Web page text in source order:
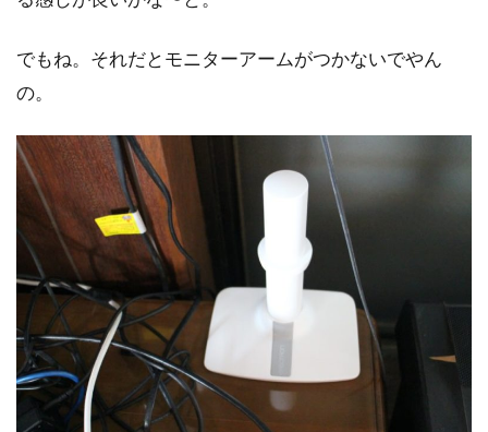
でもね。それだとモニターアームがつかないでやん
の。